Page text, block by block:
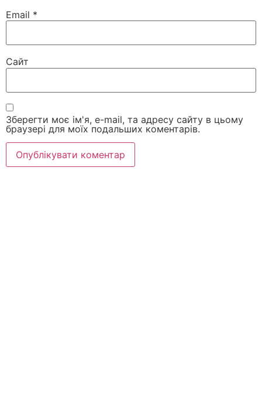
Email *
Сайт
Зберегти моє ім'я, e-mail, та адресу сайту в цьому
браузері для моїх подальших коментарів.